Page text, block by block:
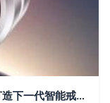
智能穿戴新紀元 友宏科技攜手Nordic打造下一代智能戒指方案